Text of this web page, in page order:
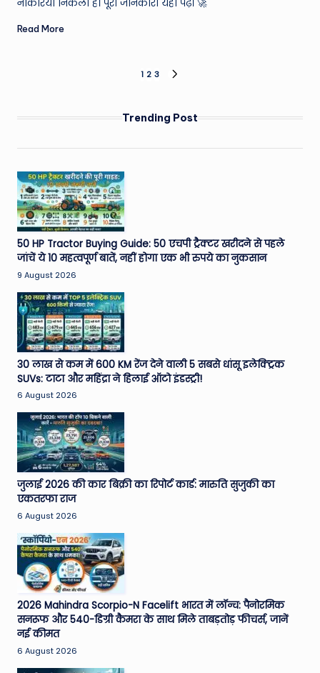
नौकरियां निकली हैं। पूरी जानकारी यहां पढ़ें। 🚀
Read More
pagination
1 2 3
Trending Post
50 HP Tractor Buying Guide: 50 एचपी ट्रैक्टर खरीदने से पहले
जांचें ये 10 महत्वपूर्ण बातें, नहीं होगा एक भी रुपये का नुकसान
9 August 2026
30 लाख से कम में 600 KM रेंज देने वाली 5 सबसे धांसू इलेक्ट्रिक
SUVs: टाटा और महिंद्रा ने हिलाई ऑटो इंडस्ट्री!
6 August 2026
जुलाई 2026 की कार बिक्री का रिपोर्ट कार्ड: मारुति सुजुकी का
एकतरफा राज
6 August 2026
2026 Mahindra Scorpio-N Facelift भारत में लॉन्च: पैनोरमिक
सनरूफ और 540-डिग्री कैमरा के साथ मिले ताबड़तोड़ फीचर्स, जानें
नई कीमत
6 August 2026